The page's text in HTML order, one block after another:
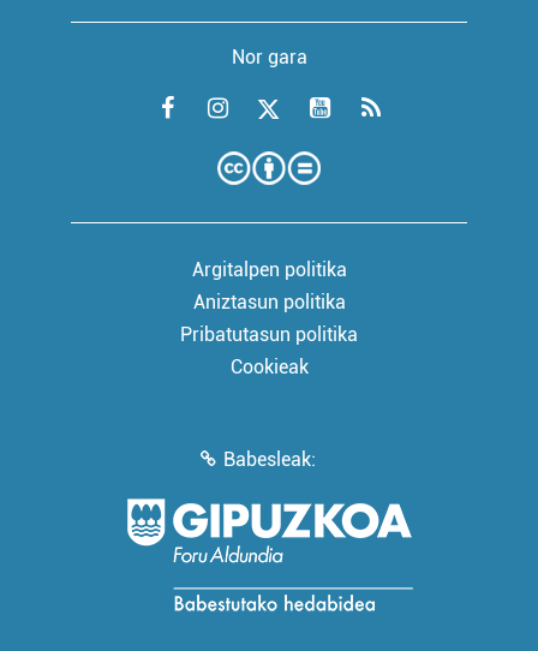
Nor gara
Argitalpen politika
Aniztasun politika
Pribatutasun politika
Cookieak
Babesleak: